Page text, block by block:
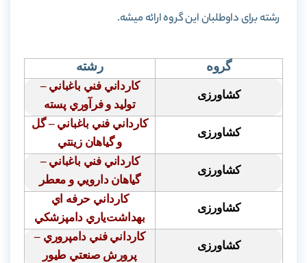
رشته برای داوطلبان این گروه ارائه میشه.
گروه رشته
کشاورزی
كارداني فني باغباني –
توليد و فرآوري پسته
کشاورزی
كارداني فني باغباني – گل
و گياهان زينتي
کشاورزی
كارداني فني باغباني –
گياهان دارويي و معطر
کشاورزی
كارداني حرفه اي
بهداشت‌ياري دامپزشكي
کشاورزی
كارداني فني دامپروري –
پرورش صنعتي طيور